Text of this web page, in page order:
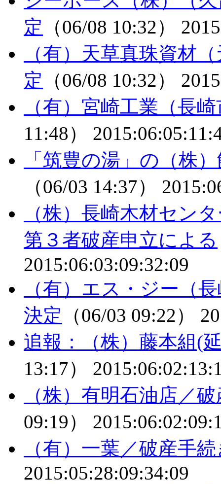
定 （06/08 10:32）
（有）天草真珠資材
定 （06/08 10:32）
（有）宮崎工業（長
11:48）
「筑豊の湯」の（株
（06/03 14:37）
（株）長崎木材セン
第３者破産申立による
2015:06:03:09:32:09
（有）エス・ジー（
決定 （06/03 09:22）
追報：（株）藤本組(
13:17）
（株）有明石油店／
09:19）
（有）一葉／破産手
2015:05:28:09:34:09